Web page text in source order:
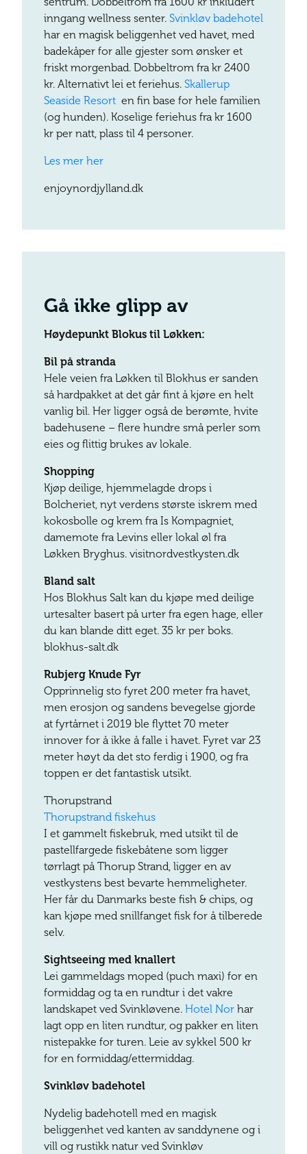
inngang wellness senter. Svinkløv badehotel
har en magisk beliggenhet ved havet, med
badekåper for alle gjester som ønsker et
friskt morgenbad. Dobbeltrom fra kr 2400
kr. Alternativt lei et feriehus. Skallerup
Seaside Resort en fin base for hele familien
(og hunden). Koselige feriehus fra kr 1600
kr per natt, plass til 4 personer.
Les mer her
enjoynordjylland.dk
Gå ikke glipp av
Høydepunkt Blokus til Løkken:
Bil på stranda
Hele veien fra Løkken til Blokhus er sanden
så hardpakket at det går fint å kjøre en helt
vanlig bil. Her ligger også de berømte, hvite
badehusene – flere hundre små perler som
eies og flittig brukes av lokale.
Shopping
Kjøp deilige, hjemmelagde drops i
Bolcheriet, nyt verdens største iskrem med
kokosbolle og krem fra Is Kompagniet,
damemote fra Levins eller lokal øl fra
Løkken Bryghus. visitnordvestkysten.dk
Bland salt
Hos Blokhus Salt kan du kjøpe med deilige
urtesalter basert på urter fra egen hage, eller
du kan blande ditt eget. 35 kr per boks.
blokhus-salt.dk
Rubjerg Knude Fyr
Opprinnelig sto fyret 200 meter fra havet,
men erosjon og sandens bevegelse gjorde
at fyrtårnet i 2019 ble flyttet 70 meter
innover for å ikke å falle i havet. Fyret var 23
meter høyt da det sto ferdig i 1900, og fra
toppen er det fantastisk utsikt.
Thorupstrand
Thorupstrand fiskehus
I et gammelt fiskebruk, med utsikt til de
pastellfargede fiskebåtene som ligger
tørrlagt på Thorup Strand, ligger en av
vestkystens best bevarte hemmeligheter.
Her får du Danmarks beste fish & chips, og
kan kjøpe med snillfanget fisk for å tilberede
selv.
Sightseeing med knallert
Lei gammeldags moped (puch maxi) for en
formiddag og ta en rundtur i det vakre
landskapet ved Svinkløvene. Hotel Nor har
lagt opp en liten rundtur, og pakker en liten
nistepakke for turen. Leie av sykkel 500 kr
for en formiddag/ettermiddag.
Svinkløv badehotel
Nydelig badehotell med en magisk
beliggenhet ved kanten av sanddynene og i
vill og rustikk natur ved Svinkløv